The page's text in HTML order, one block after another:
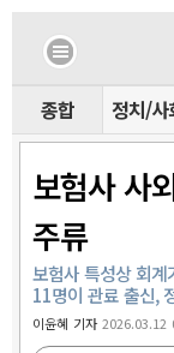
종합 정치/사
보험사 사
주류
보험사 특성상 회
11명이 관료 출신,
이윤혜 기자2026.03.12